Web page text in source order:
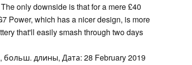
only downside is that for a mere £40
Power, which has a nicer design, is more
that'll easily smash through two days
длины, Дата: 28 February 2019